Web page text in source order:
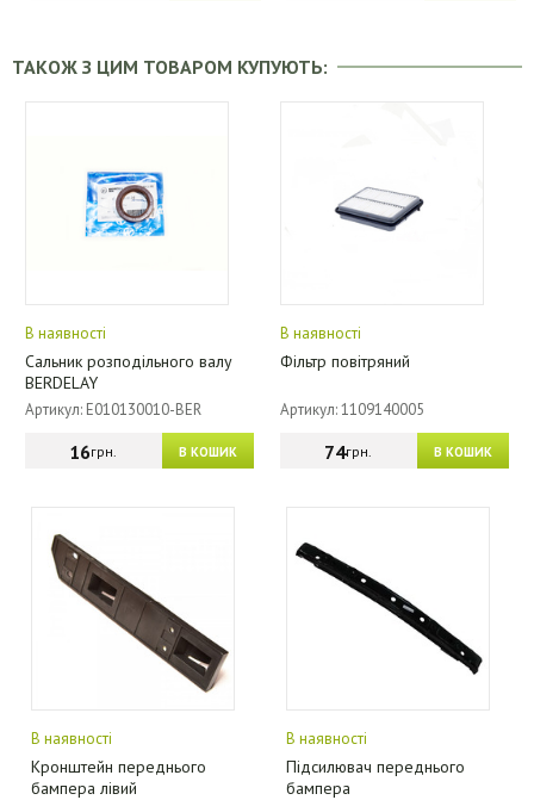
ТАКОЖ З ЦИМ ТОВАРОМ КУПУЮТЬ:
В наявності
Сальник розподільного валу
BERDELAY
Артикул: E010130010-BER
В КОШИК
16грн.
В наявності
Фільтр повітряний
Артикул: 1109140005
В КОШИК
74грн.
В наявності
Кронштейн переднього
бампера лівий
В наявності
Підсилювач переднього
бампера